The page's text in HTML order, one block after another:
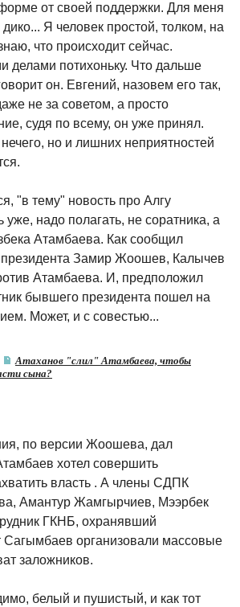
от своей поддержки. Для меня
дико... Я человек простой, толком, на
что происходит сейчас.
делами потихоньку. Что дальше
он. Евгений, назовем его так,
не за советом, а просто
судя по всему, он уже принял.
но и лишних неприятностей
"в тему" новость про Алгу
уже, надо полагать, не соратника, а
Атамбаева. Как сообщил
Замир Жоошев, Калычев
Атамбаева. И, предположил
бывшего президента пошел на
Может, и с совестью...
Атаханов "слил" Атамбаева, чтобы
сына?
по версии Жоошева, дал
хотел совершить
власть . А члены СДПК
Амантур Жамгырчиев, Мээрбек
ГКНБ, охранявший
Сагымбаев организовали массовые
заложников.
белый и пушистый, и как тот